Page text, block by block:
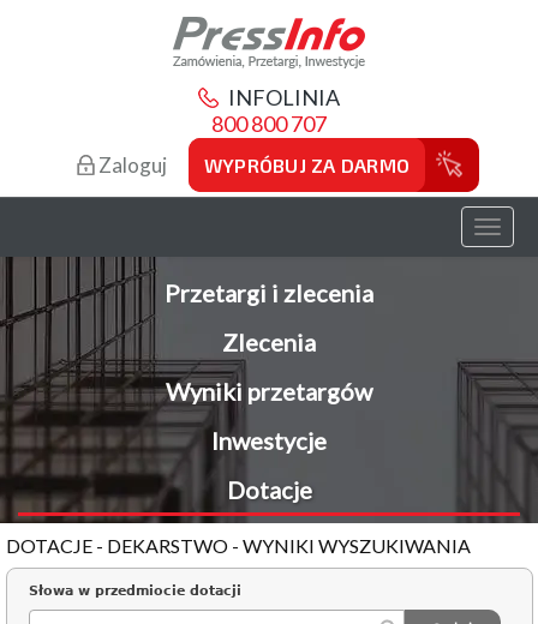
INFOLINIA
800 800 707
Zaloguj WYPRÓBUJ ZA DARMO
Toggle
Przetargi i zlecenia
Zlecenia
Wyniki przetargów
Inwestycje
Dotacje
DOTACJE - DEKARSTWO - WYNIKI WYSZUKIWANIA
Słowa w przedmiocie dotacji